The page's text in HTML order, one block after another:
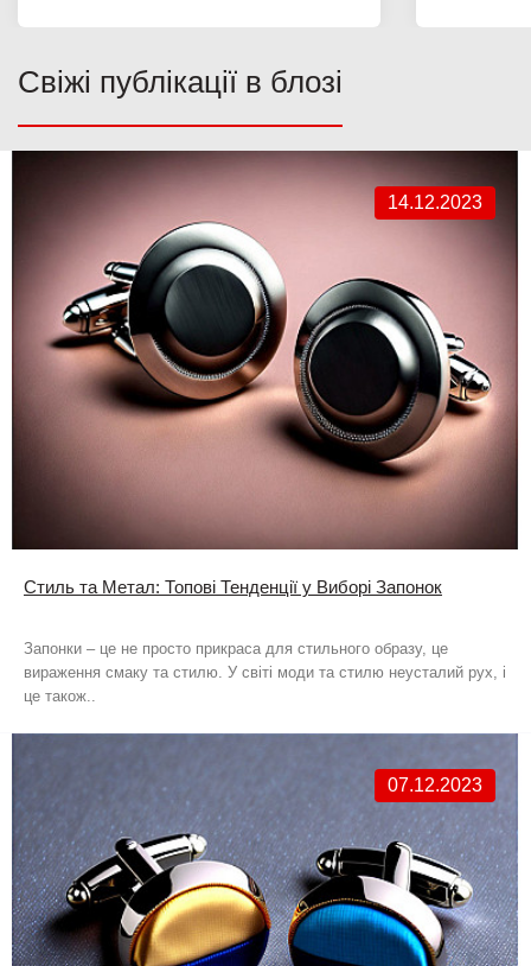
Свіжі публікації в блозі
14.12.2023
Стиль та Метал: Топові Тенденції у Виборі Запонок
Запонки – це не просто прикраса для стильного образу, це
вираження смаку та стилю. У світі моди та стилю неусталий рух, і
це також..
07.12.2023